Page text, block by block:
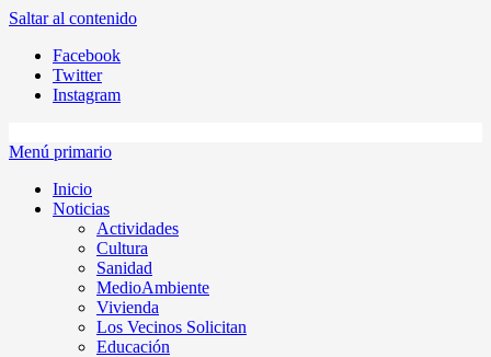
Saltar al contenido
Facebook
Twitter
Instagram
Menú primario
Inicio
Noticias
Actividades
Cultura
Sanidad
MedioAmbiente
Vivienda
Los Vecinos Solicitan
Educación